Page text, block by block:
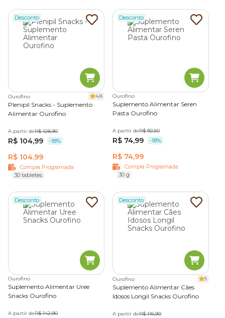
Desconto
Ourofino 4.8
Plenipil Snacks - Suplemento
Alimentar Ourofino
A partir deR$ 128,90
R$ 104,99 -18%
R$ 104,99
Compra Programada
30 tabletes
Desconto
Ourofino
Suplemento Alimentar Seren
Pasta Ourofino
A partir deR$ 92,50
R$ 74,99 -18%
R$ 74,99
Compra Programada
30 g
Desconto
Ourofino
Suplemento Alimentar Uree
Snacks Ourofino
A partir deR$ 142,90
Desconto
Ourofino 5
Suplemento Alimentar Cães
Idosos Longil Snacks Ourofino
A partir deR$ 116,90